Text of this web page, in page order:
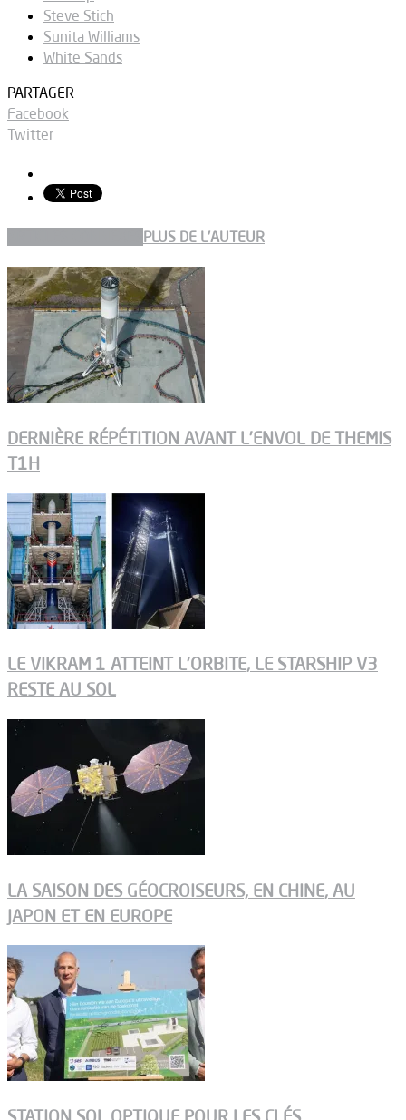
Steve Stich
Sunita Williams
White Sands
PARTAGER
Facebook
Twitter
PLUS DE L'AUTEUR
DERNIÈRE RÉPÉTITION AVANT L’ENVOL DE THEMIS
T1H
LE VIKRAM 1 ATTEINT L’ORBITE, LE STARSHIP V3
RESTE AU SOL
LA SAISON DES GÉOCROISEURS, EN CHINE, AU
JAPON ET EN EUROPE